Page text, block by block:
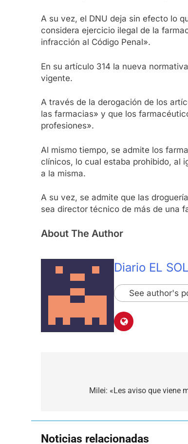
A su vez, el DNU deja sin efecto lo
considera ejercicio ilegal de la
infracción al Código Penal».
En su artículo 314 la nueva
vigente.
A través de la derogación de los
las farmacias» y que los
profesiones».
Al mismo tiempo, se admite los
clínicos, lo cual estaba prohibido, al
a la misma.
A su vez, se admite que las
sea director técnico de más de una
About The Author
Diario EL SOL
See author's
Milei: «Les aviso que viene
Noticias relacionadas